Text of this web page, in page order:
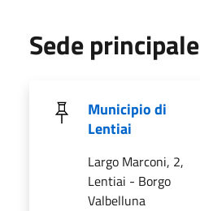
Sede principale
Municipio di
Lentiai
Largo Marconi, 2,
Lentiai - Borgo
Valbelluna